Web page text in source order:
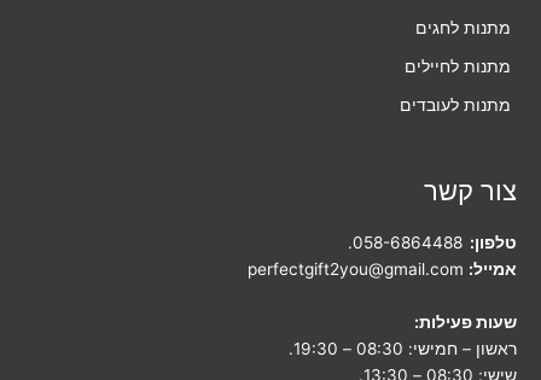
מתנות לחגים
מתנות לחיילים
מתנות לעובדים
צור קשר
טלפון: 058-6864488
.
אמייל:
שעות פעילות:
ראשון – חמישי: 08:30 – 19:30.
שישי: 08:30 – 13:30.